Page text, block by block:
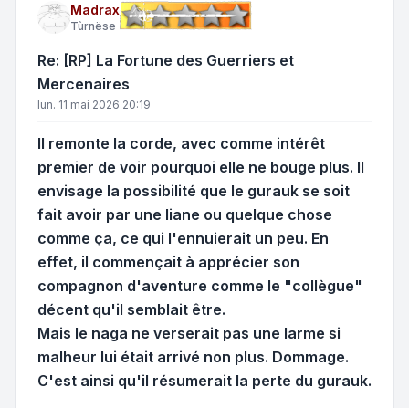
Madrax
Tùrnëse
Re: [RP] La Fortune des Guerriers et
Mercenaires
lun. 11 mai 2026 20:19
Il remonte la corde, avec comme intérêt
premier de voir pourquoi elle ne bouge plus. Il
envisage la possibilité que le gurauk se soit
fait avoir par une liane ou quelque chose
comme ça, ce qui l'ennuierait un peu. En
effet, il commençait à apprécier son
compagnon d'aventure comme le "collègue"
décent qu'il semblait être.
Mais le naga ne verserait pas une larme si
malheur lui était arrivé non plus. Dommage.
C'est ainsi qu'il résumerait la perte du gurauk.